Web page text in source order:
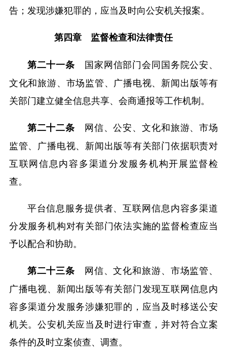
告；发现涉嫌犯罪的，应当及时向公安机关报案。
第四章 监督检查和法律责任
第二十一条
国家网信部门会同国务院公安、
文化和旅游、市场监管、广播电视、新闻出版等有
关部门建立健全信息共享、会商通报等工作机制。
第二十二条 网信、公安、文化和旅游、市场
监管、广播电视、新闻出版等有关部门依据职责对
互联网信息内容多渠道分发服务机构开展监督检
查。
平台信息服务提供者、互联网信息内容多渠道
分发服务机构对有关部门依法实施的监督检查应当
予以配合和协助。
第二十三条 网信、文化和旅游、市场监管、
广播电视、新闻出版等有关部门发现互联网信息内
容多渠道分发服务涉嫌犯罪的，应当及时移送公安
机关。公安机关应当及时进行审查，并对符合立案
条件的及时立案侦查、调查。